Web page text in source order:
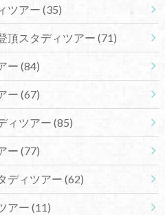
ツアー (35)
頂スタディツアー (71)
ー (84)
ー (67)
ィツアー (85)
ー (77)
ディツアー (62)
アー (11)